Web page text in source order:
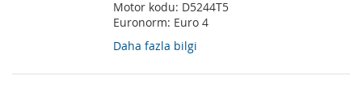
Motor kodu: D5244T5
Euronorm: Euro 4
Daha fazla bilgi